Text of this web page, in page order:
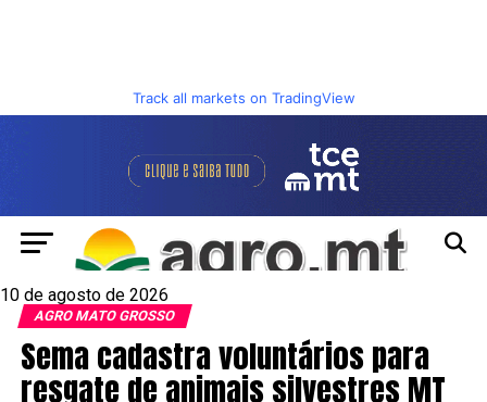
Track all markets on TradingView
10 de agosto de 2026
AGRO MATO GROSSO
Sema cadastra voluntários para
resgate de animais silvestres MT